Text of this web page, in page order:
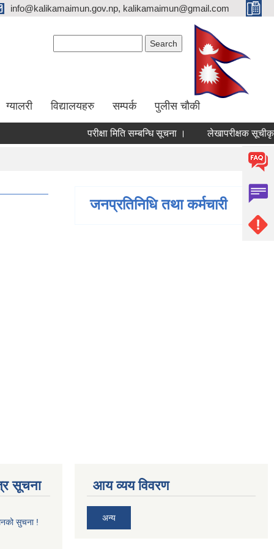
info@kalikamaimun.gov.np, kalikamaimun@gmail.com
ग्यालरी विद्यालयहरु सम्पर्क पुलीस चौकी
परीक्षा मिति सम्बन्धि सूचना । लेखापरीक्षक सूचीकृत
जनप्रतिनिधि तथा कर्मचारी
सूचना
सुचना !
आय व्यय विवरण
अन्य